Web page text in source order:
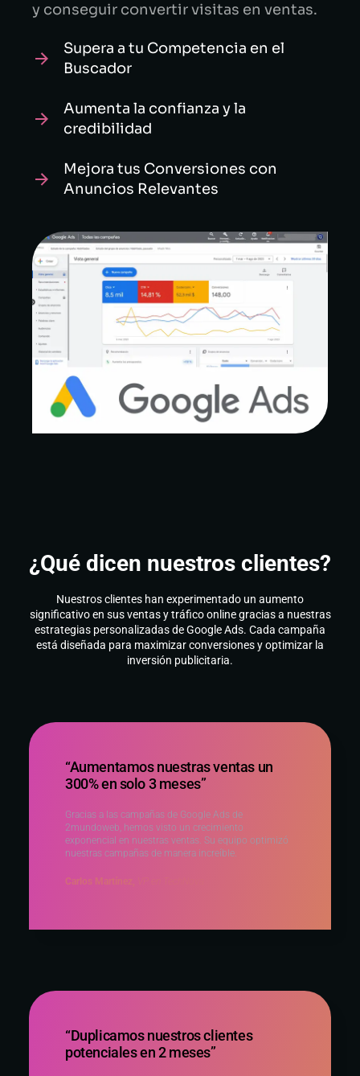
y conseguir convertir visitas en ventas.
Supera a tu Competencia en el
Buscador
Aumenta la confianza y la
credibilidad
Mejora tus Conversiones con
Anuncios Relevantes
¿Qué dicen nuestros clientes?
Nuestros clientes han experimentado un aumento
significativo en sus ventas y tráfico online gracias a nuestras
estrategias personalizadas de Google Ads. Cada campaña
está diseñada para maximizar conversiones y optimizar la
inversión publicitaria.
“Aumentamos nuestras ventas un
300% en solo 3 meses”
Gracias a las campañas de Google Ads de
2mundoweb, hemos visto un crecimiento
exponencial en nuestras ventas. Su equipo optimizó
nuestras campañas de manera increíble.
Carlos Martínez,
“Duplicamos nuestros clientes
potenciales en 2 meses”